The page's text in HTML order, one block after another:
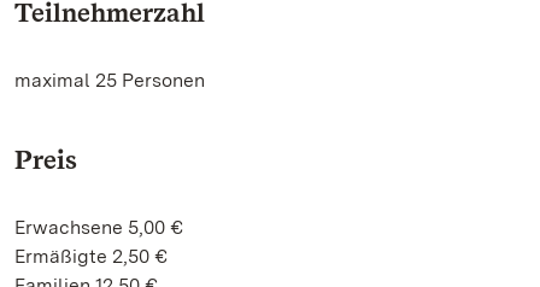
Teilnehmerzahl
maximal 25 Personen
Preis
Erwachsene 5,00 €
Ermäßigte 2,50 €